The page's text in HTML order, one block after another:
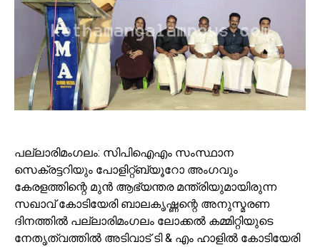
പല്ലാരിമംഗലം: സിപിഐഎം സംസ്ഥാന
സെക്രട്ടറിയും പോളിറ്റ്ബ്യൂറോ അംഗവും
കേരളത്തിന്റെ മുൻ ആഭ്യന്തര മന്ത്രിയുമായിരുന്ന
സഖാവ് കോടിയേരി ബാലകൃഷ്ണന്റെ അനുസ്മരണ
ദിനത്തിൽ പല്ലാരിമംഗലം ലോക്കൽ കമ്മിറ്റിയുടെ
നേതൃത്വത്തിൽ അടിവാട് ടി & എം ഹാളിൽ കോടിയേരി